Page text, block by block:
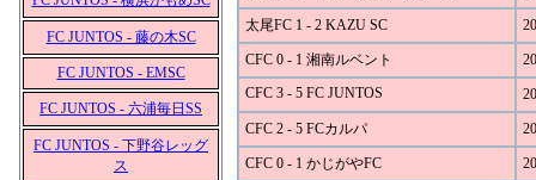
FC JUNTOS - 藤の木SC
FC JUNTOS - EMSC
FC JUNTOS - 六浦毎日SS
FC JUNTOS - 下野谷レッグ
ス
太尾FC 1 - 2 KAZU SC
CFC 0 - 1 湘南ルベント
CFC 3 - 5 FC JUNTOS
CFC 2 - 5 FCカルパ
CFC 0 - 1 かじがやFC